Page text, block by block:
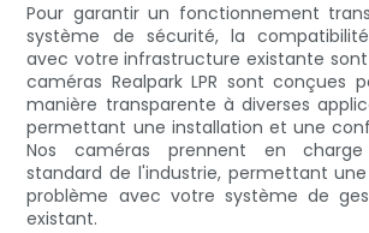
Pour garantir un fonctionnement
système de sécurité, la
avec votre infrastructure existante sont
caméras Realpark LPR sont conçues
manière transparente à diverses
permettant une installation et une
Nos caméras prennent en
standard de l'industrie, permettant
problème avec votre système de
existant.